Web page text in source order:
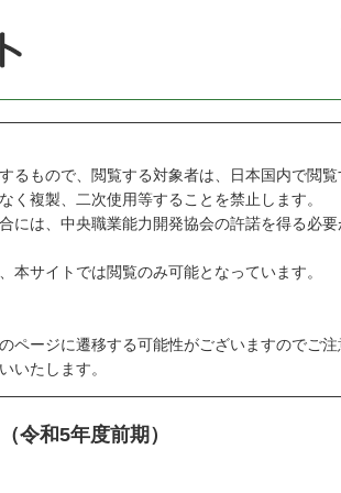
もので、閲覧する対象者は、日本国内で閲覧
複製、二次使用等することを禁止します。
は、中央職業能力開発協会の許諾を得る必
サイトでは閲覧のみ可能となっています。
ージに遷移する可能性がございますのでご注
いたします。
令和5年度前期）